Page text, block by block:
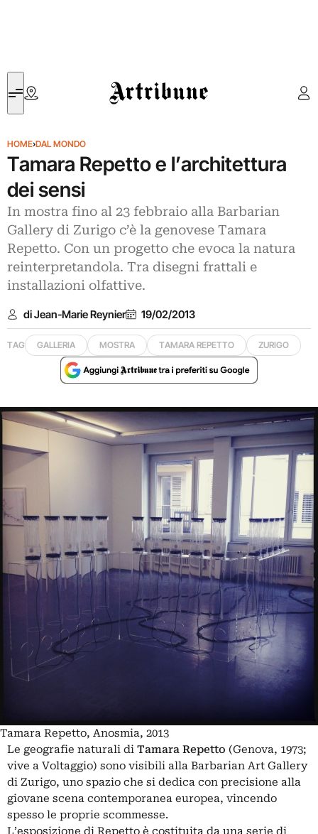
Artribune
HOME›DAL MONDO
Tamara Repetto e l’architettura
dei sensi
In mostra fino al 23 febbraio alla Barbarian
Gallery di Zurigo c’è la genovese Tamara
Repetto. Con un progetto che evoca la natura
reinterpretandola. Tra disegni frattali e
installazioni olfattive.
di Jean-Marie Reynier 19/02/2013
TAG GALLERIA MOSTRA TAMARA REPETTO ZURIGO
Tamara Repetto, Anosmia, 2013
Le geografie naturali di Tamara Repetto (Genova, 1973;
vive a Voltaggio) sono visibili alla Barbarian Art Gallery
di Zurigo, uno spazio che si dedica con precisione alla
giovane scena contemporanea europea, vincendo
spesso le proprie scommesse.
L’esposizione di Repetto è costituita da una serie di